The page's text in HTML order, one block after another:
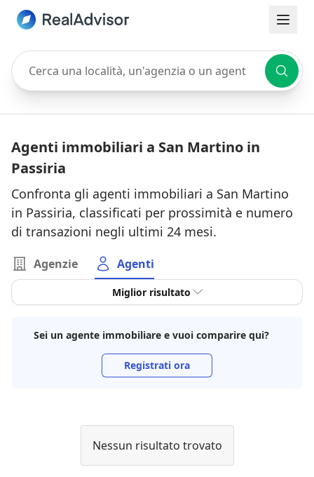
Cerca una località, un'agenzia o un agente
Agenti immobiliari a San Martino in
Passiria
Confronta gli agenti immobiliari a San Martino
in Passiria, classificati per prossimità e numero
di transazioni negli ultimi 24 mesi.
Agenzie Agenti
Miglior risultato
Sei un agente immobiliare e vuoi comparire qui?
Registrati ora
Nessun risultato trovato